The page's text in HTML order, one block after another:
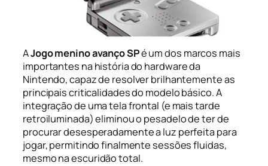
AJogo menino avanço SPé um dos marcos mais
importantes na história do hardware da
Nintendo, capaz de resolver brilhantemente as
principais criticalidades do modelo básico. A
integração de uma tela frontal (e mais tarde
retroiluminada) eliminou o pesadelo de ter de
procurar desesperadamente a luz perfeita para
jogar, permitindo finalmente sessões fluidas,
mesmo na escuridão total.